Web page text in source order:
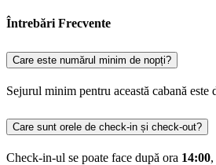
Întrebări Frecvente
Care este numărul minim de nopți?
Sejurul minim pentru această cabană este
Care sunt orele de check-in și check-out?
Check-in-ul se poate face după ora 14:00